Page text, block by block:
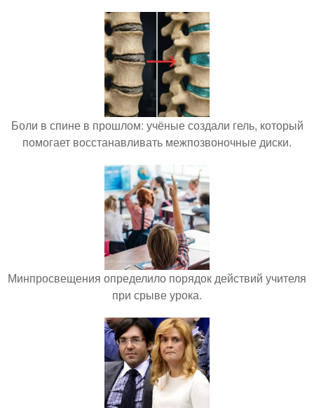
Боли в спине в прошлом: учёные создали гель, который
помогает восстанавливать межпозвоночные диски.
Минпросвещения определило порядок действий учителя
при срыве урока.